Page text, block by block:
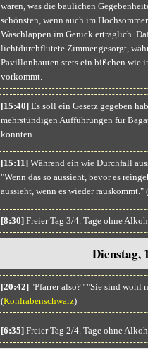
waren, was die baulichen
schönsten, wenn auch im
Waschlappen im Genick erträglich.
lichtdurchflutete Zimmer gesorgt,
Pavillonbauten stets ein bißchen wie
vorkommt.
[15:40]Es soll ein Gesetz gegeben
mehrstündigen Aufführungen für
konnten.
[15:11]Während ein wie Durchfall
"Wenn das so aussieht, bevor es
aussieht, wenn es wieder
[8:30]Freier Tag 3/4. Tage ohne
Dienstag,
[20:42]"Pfarrer also?" "Sie sind wohl
(Kohlrabenschwarz)
[6:35]Freier Tag 2/4. Tage ohne